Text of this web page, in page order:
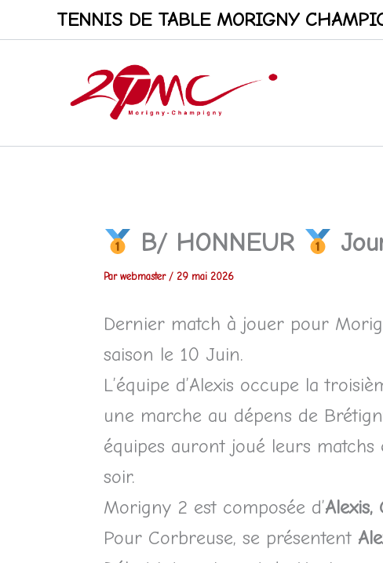
TENNIS DE TABLE MORIGNY
B/ HONNEUR
Par webmaster / 29 mai 2026
Dernier match à jouer pour
saison le 10 Juin.
L’équipe d’Alexis occupe la
une marche au dépens de
équipes auront joué leurs matchs
soir.
Morigny 2 est composée d’Alexis,
Pour Corbreuse, se présentent